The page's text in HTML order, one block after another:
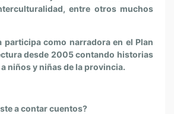
entre otros muchos
participa como narradora en el Plan
desde 2005 contando historias
niños y niñas de la provincia.
a contar cuentos?